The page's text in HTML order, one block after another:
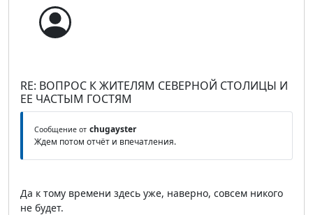
RE: ВОПРОС К ЖИТЕЛЯМ СЕВЕРНОЙ СТОЛИЦЫ И
ЕЕ ЧАСТЫМ ГОСТЯМ
Сообщение от chugayster
Ждем потом отчёт и впечатления.
Да к тому времени здесь уже, наверно, совсем никого
не будет.